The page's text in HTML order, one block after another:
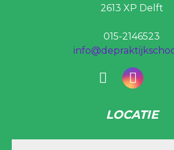
2613 XP Delft
015-2146523
LOCATIE